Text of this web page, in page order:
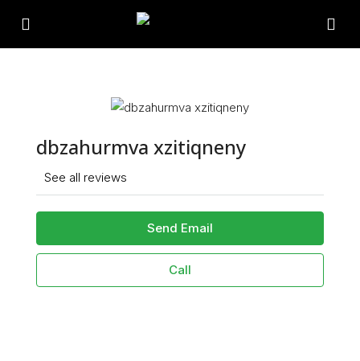
dbzahurmva xzitiqneny
See all reviews
Send Email
Call